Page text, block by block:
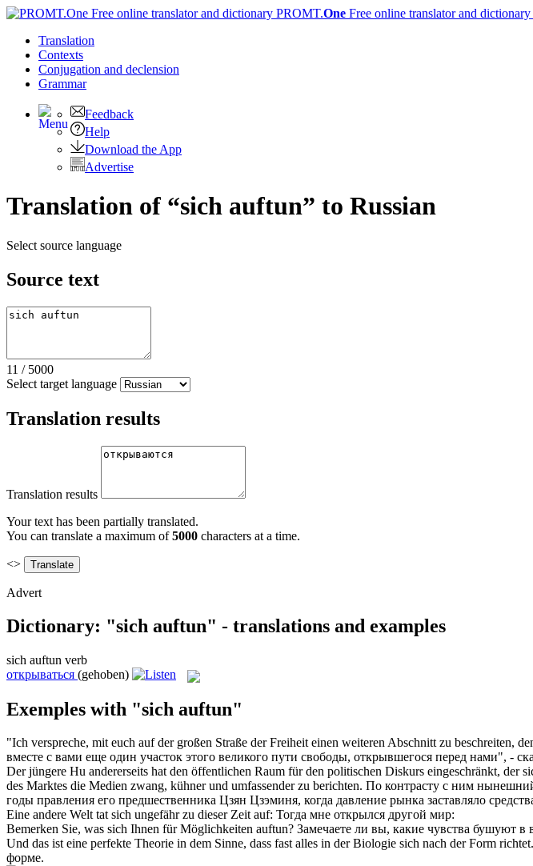
PROMT.One Free online translator and dictionary
Translation
Contexts
Conjugation and declension
Grammar
Feedback
Help
Download the App
Advertise
Translation of “sich auftun” to Russian
Select source language
Source text
11 / 5000
Select target language
Translation results
Translation results
Your text has been partially translated.
You can translate a maximum of5000 characters at a time.
<>
Advert
Dictionary: "sich auftun" - translations and examples
sich auftun verb
открываться (gehoben)
Exemples with "sich auftun"
"Ich verspreche, mit euch auf der großen Straße der Freiheit einen weiteren Abschnitt zu beschreiten,
вместе с вами еще один участок этого великого пути свободы, открывшегося перед нами", -
Der jüngere Hu andererseits hat den öffentlichen Raum für den politischen Diskurs eingeschränkt, der
des Marktes die Medien zwang, kühner und umfassender zu berichten. По контрасту с ним
годы правления его предшественника Цзян Цзэминя, когда давление рынка заставляло
Eine andere Welttat sich ungefähr zu dieser Zeitauf: Тогда мне открылся другой мир:
Bemerken Sie, was sich Ihnen für Möglichkeiten auftun? Замечаете ли вы, какие чувства бушуют
Und das ist eine perfekte Theorie in dem Sinne, dass fast alles in der Biologie sich nach der Form richtet.
форме.